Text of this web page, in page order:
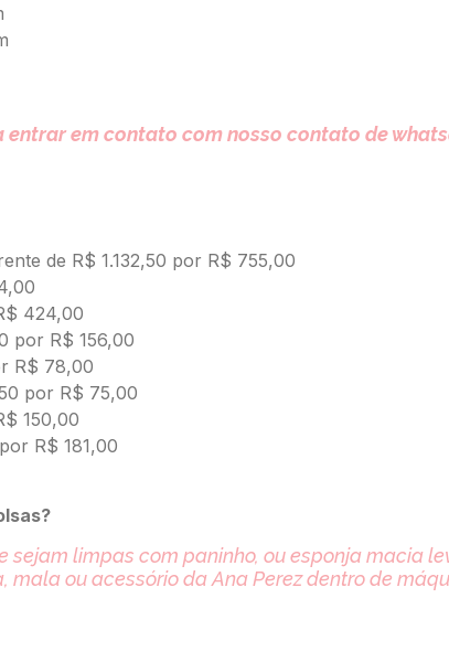
em contato com nosso contato de
de R$ 1.132,50 por R$ 755,00
424,00
por R$ 156,00
R$ 78,00
por R$ 75,00
150,00
R$ 181,00
sejam limpas com paninho, ou esponja macia
mala ou acessório da Ana Perez dentro de